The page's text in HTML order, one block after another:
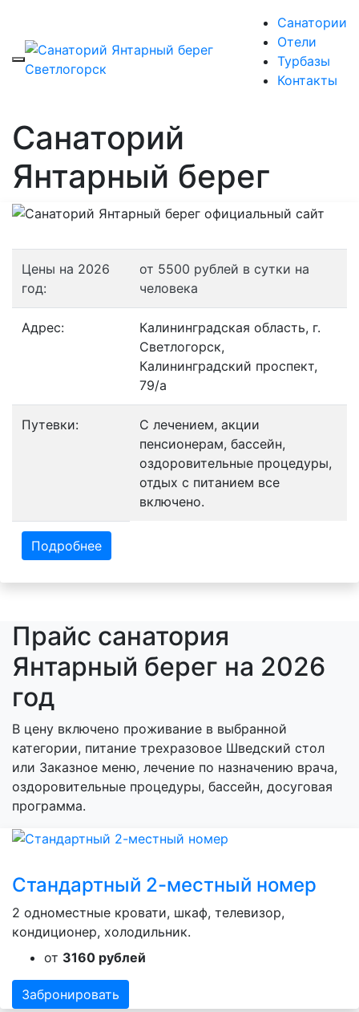
Санатории
Отели
Турбазы
Контакты
Санаторий
Янтарный берег
Цены на 2026
год:
от 5500 рублей в сутки на
человека
Адрес:
Калининградская область, г.
Светлогорск,
Калининградский проспект,
79/а
Путевки:
С лечением, акции
пенсионерам, бассейн,
оздоровительные процедуры,
отдых с питанием все
включено.
Подробнее
Прайс санатория
Янтарный берег на 2026
год
В цену включено проживание в выбранной
категории, питание трехразовое Шведский стол
или Заказное меню, лечение по назначению врача,
оздоровительные процедуры, бассейн, досуговая
программа.
Стандартный 2-местный номер
2 одноместные кровати, шкаф, телевизор,
кондиционер, холодильник.
от 3160 рублей
Забронировать